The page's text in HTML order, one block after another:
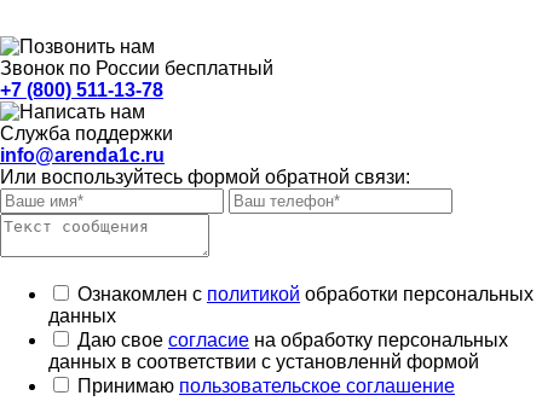
Звонок по России бесплатный
+7 (800) 511-13-78
Служба поддержки
info@arenda1c.ru
Или воспользуйтесь формой обратной связи:
Ознакомлен с политикой обработки персональных
данных
Даю свое согласие на обработку персональных
данных в соответствии с установленнй формой
Принимаю пользовательское соглашение